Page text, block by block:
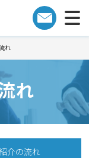
れ
れ
介の流れ